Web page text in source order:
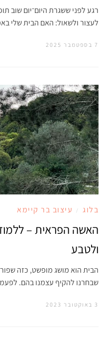
רגע לפני ששגרת היום־יום שוב
לעצור ולשאול: האם הבית שלי
7 בספטמבר 2025
בלוג / עיצוב בר קיימא
האשה הפראית –
ולטבע
הבית הוא מושג מופשט, כזה
שבחרנו להקיף עצמנו בהם.
3 באוקטובר 2023